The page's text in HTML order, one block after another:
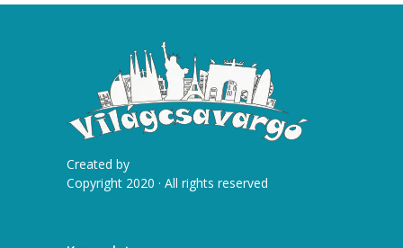
Created by
Copyright 2020 · All rights reserved